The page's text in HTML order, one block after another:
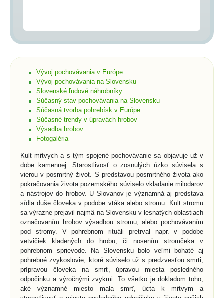
Vývoj pochovávania v Európe
Vývoj pochovávania na Slovensku
Slovenské ľudové náhrobníky
Súčasný stav pochovávania na Slovensku
Súčasná tvorba pohrebísk v Európe
Súčasné trendy v úpravách hrobov
Výsadba hrobov
Fotogaléria
Kult mŕtvych a s tým spojené pochovávanie sa objavuje už v
dobe kamennej. Starostlivosť o zosnulých úzko súvisela s
vierou v posmrtný život. S predstavou posmrtného života ako
pokračovania života pozemského súviselo vkladanie milodarov
a nástrojov do hrobov. U Slovanov je významná aj predstava
sídla duše človeka v podobe vtáka alebo stromu. Kult stromu
sa výrazne prejavil najmä na Slovensku v lesnatých oblastiach
označovaním hrobov výsadbou stromu, alebo pochovávaním
pod stromy. V pohrebnom rituáli pretrval napr. v podobe
vetvičiek kladených do hrobu, či nosením stromčeka v
pohrebnom sprievode. Na Slovensku bolo veľmi bohaté aj
pohrebné zvykoslovie, ktoré súviselo už s predzvesťou smrti,
prípravou človeka na smrť, úpravou miesta posledného
odpočinku a výročnými zvykmi. To všetko je dokladom toho,
aké významné miesto mala smrť, úcta k mŕtvym a